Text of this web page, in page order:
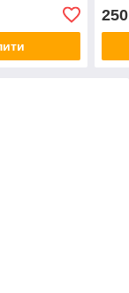
250